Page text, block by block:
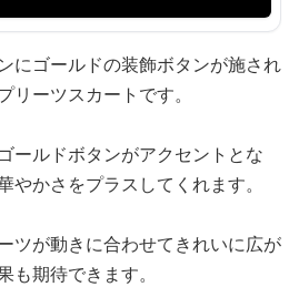
にゴールドの装飾ボタンが施され
リーツスカートです。
ールドボタンがアクセントとな
やかさをプラスしてくれます。
ツが動きに合わせてきれいに広が
も期待できます。